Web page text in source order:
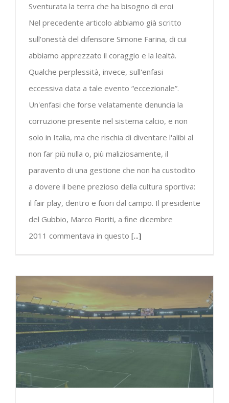
Sventurata la terra che ha bisogno di eroi
Nel precedente articolo abbiamo già scritto
sull'onestà del difensore Simone Farina, di cui
abbiamo apprezzato il coraggio e la lealtà.
Qualche perplessità, invece, sull'enfasi
eccessiva data a tale evento “eccezionale”.
Un'enfasi che forse velatamente denuncia la
corruzione presente nel sistema calcio, e non
solo in Italia, ma che rischia di diventare l'alibi al
non far più nulla o, più maliziosamente, il
paravento di una gestione che non ha custodito
a dovere il bene prezioso della cultura sportiva:
il fair play, dentro e fuori dal campo. Il presidente
del Gubbio, Marco Fioriti, a fine dicembre
2011 commentava in questo [...]